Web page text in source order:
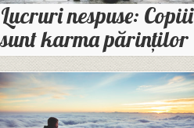
Lucruri nespuse: Copiii
sunt karma părinților